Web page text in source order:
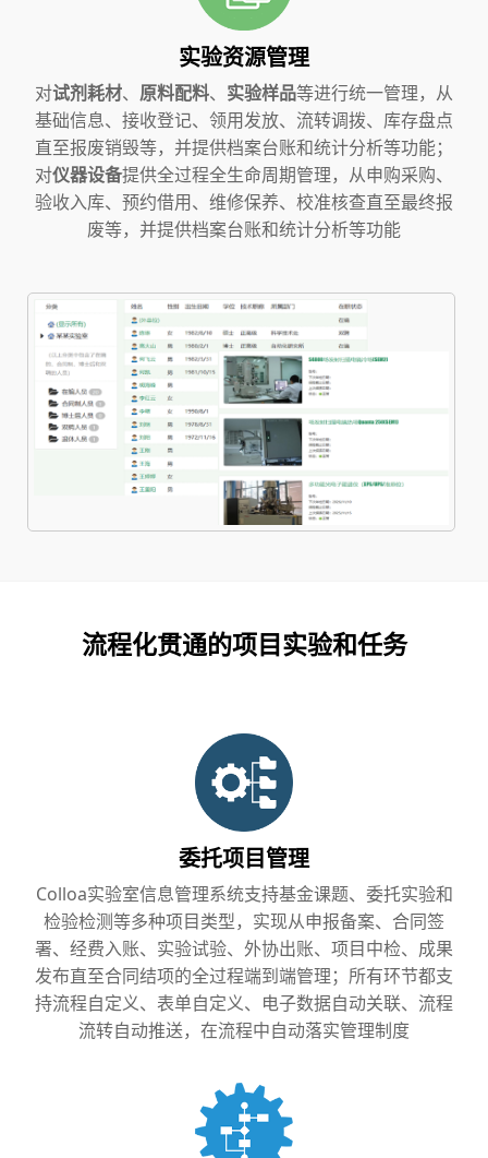
实验资源管理
对试剂耗材、 原料配料、 实验样品等进行统一管理，从
基础信息、接收登记、领用发放、流转调拨、库存盘点
直至报废销毁等，并提供档案台账和统计分析等功能；
对仪器设备提供全过程全生命周期管理，从申购采购、
验收入库、预约借用、维修保养、校准核查直至最终报
废等，并提供档案台账和统计分析等功能
流程化贯通的项目实验和任务
委托项目管理
Colloa实验室信息管理系统支持基金课题、委托实验和
检验检测等多种项目类型，实现从申报备案、合同签
署、经费入账、实验试验、外协出账、项目中检、成果
发布直至合同结项的全过程端到端管理；所有环节都支
持流程自定义、表单自定义、电子数据自动关联、流程
流转自动推送，在流程中自动落实管理制度